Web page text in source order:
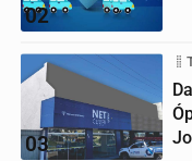
02
03